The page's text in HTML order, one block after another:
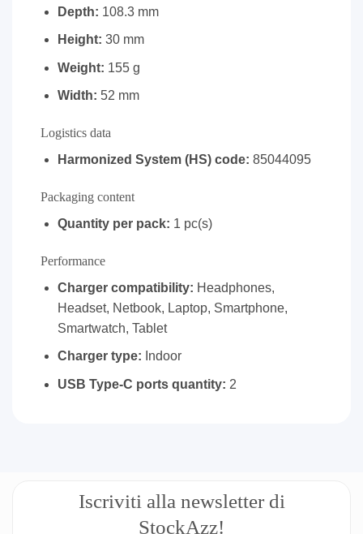
Depth: 108.3 mm
Height: 30 mm
Weight: 155 g
Width: 52 mm
Logistics data
Harmonized System (HS) code: 85044095
Packaging content
Quantity per pack: 1 pc(s)
Performance
Charger compatibility: Headphones,
Headset, Netbook, Laptop, Smartphone,
Smartwatch, Tablet
Charger type: Indoor
USB Type-C ports quantity: 2
Iscriviti alla newsletter di
StockAzz!